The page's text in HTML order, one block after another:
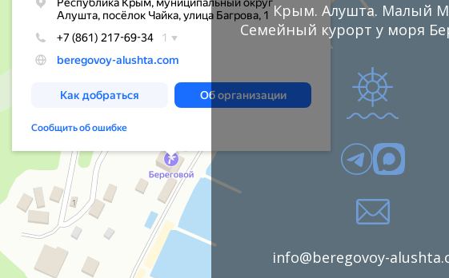
Крым. Алушта. Малый
Семейный курорт у моря
info@beregovoy-